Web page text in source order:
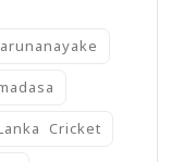
Cricket